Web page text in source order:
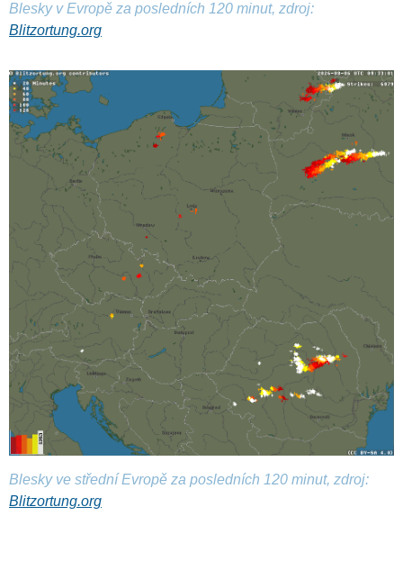
Blesky v Evropě za posledních 120 minut, zdroj:
Blitzortung.org
Blesky ve střední Evropě za posledních 120 minut, zdroj:
Blitzortung.org